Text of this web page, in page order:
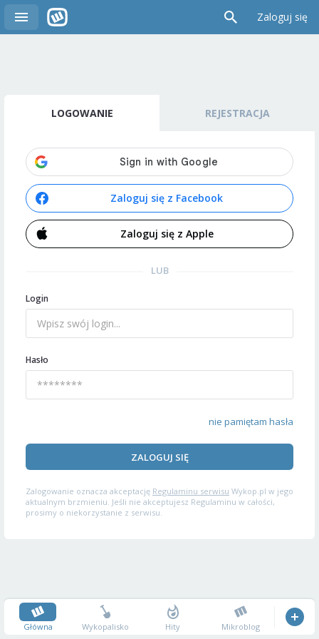
Zaloguj się
LOGOWANIE REJESTRACJA
Zaloguj się z Facebook
Zaloguj się z Apple
LUB
Login
Hasło
nie pamiętam hasła
ZALOGUJ SIĘ
Zalogowanie oznacza akceptację Regulaminu serwisu Wykop.pl w jego
aktualnym brzmieniu. Jeśli nie akceptujesz Regulaminu w całości,
prosimy o niekorzystanie z serwisu.
Główna Wykopalisko Hity Mikroblog